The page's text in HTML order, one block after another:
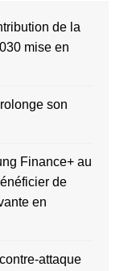
de la
mise en
son
Finance+ au
de
en
attaque